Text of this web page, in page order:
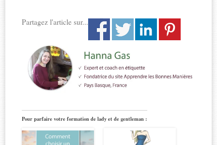
Partagez l'article sur...
Pour parfaire votre formation de lady et de gentleman :